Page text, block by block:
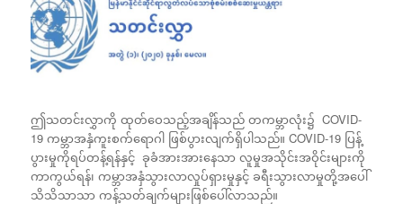
ဤသတင်းလွှာကို ထုတ်ဝေသည့်အချိန်သည် တကမ္ဘာလုံး၌ COVID-
19 ကမ္ဘာအနှံကူးစက်ရောဂါ ဖြစ်ပွားလျက်ရှိပါသည်။ COVID-19 ပြန့်
ပွားမှုကိုရပ်တန့်ရန်နှင့် ခုခံအားအားနေသာ လူမှုအသိုင်းအဝိုင်းများကို
ကာကွယ်ရန်၊ ကမ္ဘာအနှံသွားလာလှုပ်ရှားမှုနှင့် ခရီးသွားလာမှုတို့အပေါ်
သိသိသာသာ ကန့်သတ်ချက်များဖြစ်ပေါ်လာသည်။